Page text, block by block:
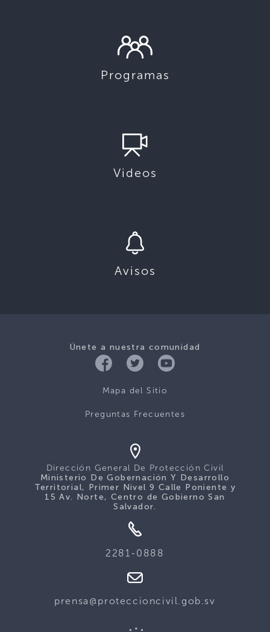
Programas
Videos
Avisos
Únete a nuestra comunidad
Mapa del Sitio
Preguntas Frecuentes
Dirección General De Protección Civil
Ministerio De Gobernación Y Desarrollo
Territorial, Primer Nivel 9 Calle Poniente y
15 Av. Norte, Centro de Gobierno San
Salvador.
2281-0888
prensa@proteccioncivil.gob.sv